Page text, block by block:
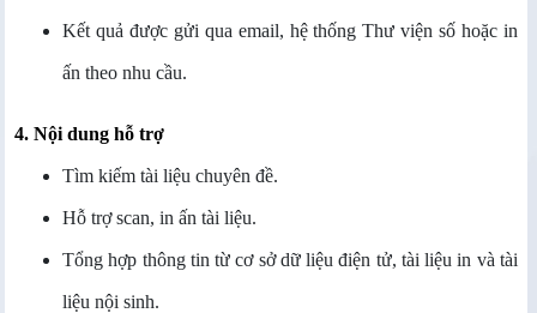
Kết quả được gửi qua email, hệ thống Thư viện số hoặc in
ấn theo nhu cầu.
4. Nội dung hỗ trợ
Tìm kiếm tài liệu chuyên đề.
Hỗ trợ scan, in ấn tài liệu.
Tổng hợp thông tin từ cơ sở dữ liệu điện tử, tài liệu in và tài
liệu nội sinh.